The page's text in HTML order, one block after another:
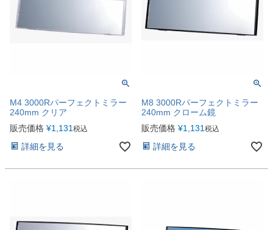
M4 3000Rパーフェクトミラー
240mm クリア
販売価格 ¥1,131 税込
詳細を見る
M8 3000Rパーフェクトミラー
240mm クローム鏡
販売価格 ¥1,131 税込
詳細を見る